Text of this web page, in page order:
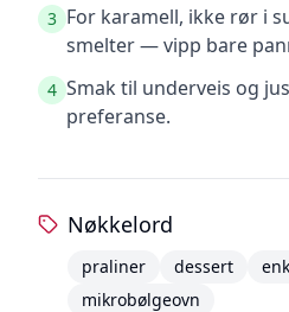
3 For karamell, ikke rør i
smelter — vipp bare
4 Smak til underveis og
preferanse.
Nøkkelord
praliner dessert
mikrobølgeovn